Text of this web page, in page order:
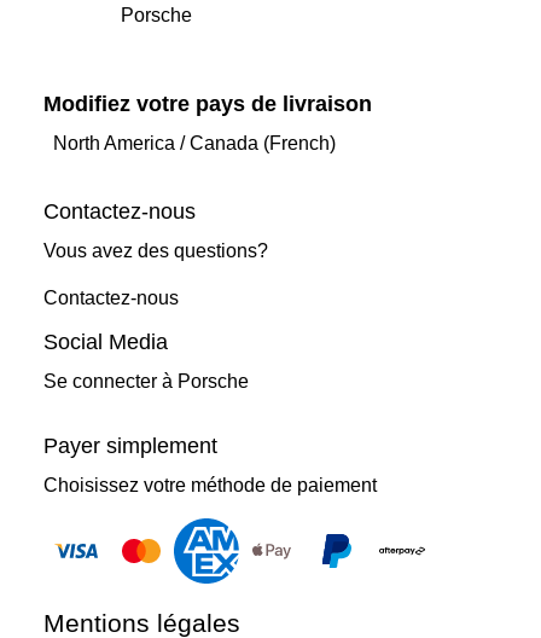
Porsche
Modifiez votre pays de livraison
North America /Canada (French)
Contactez-nous
Vous avez des questions?
Contactez-nous
Social Media
Se connecter à Porsche
Payer simplement
Choisissez votre méthode de paiement
Mentions légales